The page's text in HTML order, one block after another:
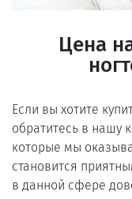
Цена
Если вы хотите
обратитесь в нашу
которые мы
становится
в данной сфере